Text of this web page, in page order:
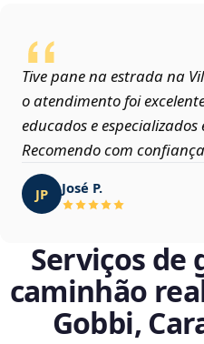
Tive pane na estrada na
o atendimento foi
educados e especializados
Recomendo com
JP José P.
Serviços de
caminhão
Gobbi,